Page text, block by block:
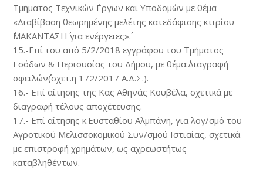
Τμήματος Τεχνικών ΄Εργων και Υποδομών με θέμα
«Διαβίβαση θεωρημένης μελέτης κατεδάφισης κτιρίου
΄΄ΜΑΚΑΝΤΑΣΗ΄΄ για ενέργειες»΄΄.
15.-Επί του από 5/2/2018 εγγράφου του Τμήματος
Εσόδων & Περιουσίας του Δήμου, με θέμα:΄΄Διαγραφή
οφειλών΄΄(σχετ.η 172/2017 Α.Δ.Σ.).
16.- Επί αίτησης της Κας Αθηνάς Κουβέλα, σχετικά με
διαγραφή τέλους αποχέτευσης.
17.- Επί αίτησης κ.Ευσταθίου Αλμπάνη, για λογ/σμό του
Αγροτικού Μελισσοκομικού Συν/σμού Ιστιαίας, σχετικά
με επιστροφή χρημάτων, ως αχρεωστήτως
καταβληθέντων.